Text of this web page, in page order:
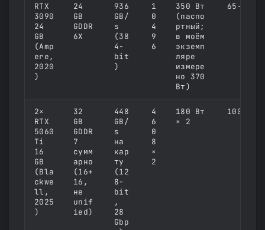
RTX
3090
24
GB
(Amp
ere,
2020
)
24
GB
GDDR
6X
936
GB/
s
(38
4-
bit
)
1
0
4
9
6
350 Вт
(паспо
ртный;
в моём
экземп
ляре
измере
но 370
Вт)
65–75
2×
RTX
5060
Ti
16
GB
(Bla
ckwe
ll,
2025
)
32
GB
GDDR
7
сумм
арно
(16+
16,
не
unif
ied)
448
GB/
s
на
кар
ту
(12
8-
bit
,
28
Gbp
4
6
0
8
×
2
180 Вт
× 2